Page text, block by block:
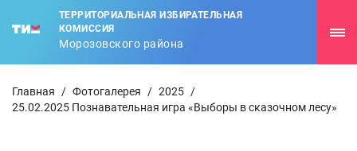
ТЕРРИТОРИАЛЬНАЯ ИЗБИРАТЕЛЬНАЯ
КОМИССИЯ
Морозовского района
Главная / Фотогалерея / 2025 /
25.02.2025 Познавательная игра «Выборы в сказочном лесу»